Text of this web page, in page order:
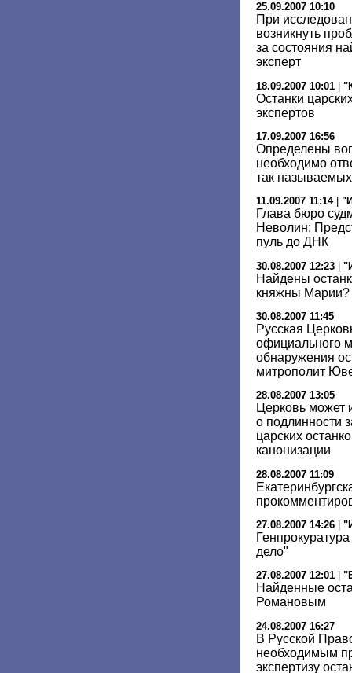
25.09.2007 10:10
При
возникнуть
за состояния
эксперт
18.09.2007 10:01 |
Останки
экспертов
17.09.2007 16:56
Определены
необходимо
так
11.09.2007 11:14|
Глава бюро
Неволин:
пуль до ДНК
30.08.2007 12:23 |
Найдены
княжны Марии?
30.08.2007 11:45
Русская
официального
обнаружения
митрополит
28.08.2007 13:05
Церковь может
о подлинности
царских
канонизации
28.08.2007 11:09
27.08.2007 14:26
дело"
27.08.2007 12:01
Найденные
Романовым
24.08.2007 16:27
В Русской
необходимым
экспертизу